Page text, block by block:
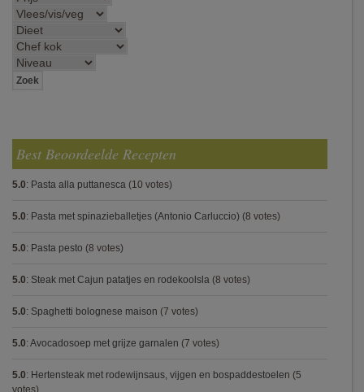
Best Beoordeelde Recepten
5.0: Pasta alla puttanesca (10 votes)
5.0: Pasta met spinazieballetjes (Antonio Carluccio) (8 votes)
5.0: Pasta pesto (8 votes)
5.0: Steak met Cajun patatjes en rodekoolsla (8 votes)
5.0: Spaghetti bolognese maison (7 votes)
5.0: Avocadosoep met grijze garnalen (7 votes)
5.0: Hertensteak met rodewijnsaus, vijgen en bospaddestoelen (5
votes)